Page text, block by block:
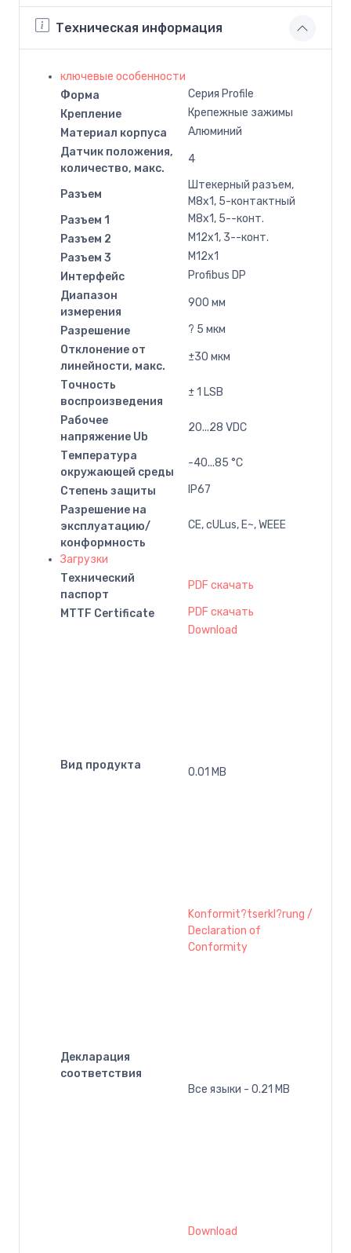
Техническая информация
ключевые особенности
Форма
Серия Profile
Крепление
Крепежные зажимы
Материал корпуса
Алюминий
Датчик положения,
количество, макс.
4
Разъем
Штекерный разъем,
M8x1, 5-контактный
Разъем 1
M8x1, 5--конт.
Разъем 2
M12x1, 3--конт.
Разъем 3
M12x1
Интерфейс
Profibus DP
Диапазон
измерения
900 мм
Разрешение
? 5 мкм
Отклонение от
линейности, макс.
±30 мкм
Точность
воспроизведения
± 1 LSB
Рабочее
напряжение Ub
20...28 VDC
Температура
окружающей среды
-40...85 °C
Степень защиты
IP67
Разрешение на
эксплуатацию/
конформность
CE, cULus, E~, WEEE
Загрузки
Технический
паспорт
PDF скачать
MTTF Certificate PDF скачать
Вид продукта
Download
0.01 MB
Декларация
соответствия
Konformit?tserkl?rung /
Declaration of
Conformity
Все языки - 0.21 MB
Download